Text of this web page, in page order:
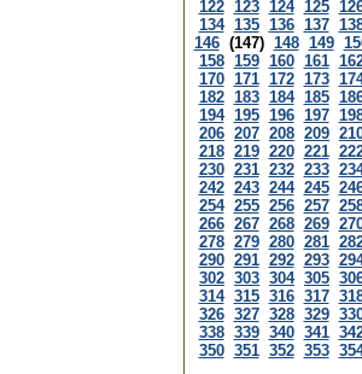
122 123 124 125
134 135 136 137
146 (147) 148 149
158 159 160 161
170 171 172 173
182 183 184 185
194 195 196 197
206 207 208 209
218 219 220 221
230 231 232 233
242 243 244 245
254 255 256 257
266 267 268 269
278 279 280 281
290 291 292 293
302 303 304 305
314 315 316 317
326 327 328 329
338 339 340 341
350 351 352 353